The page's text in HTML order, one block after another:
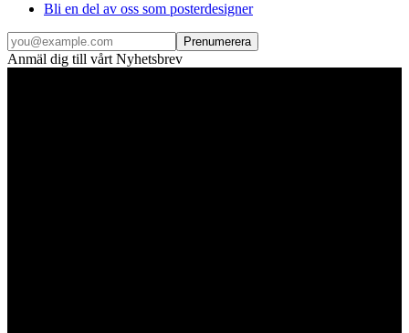
Bli en del av oss som posterdesigner
Prenumerera
Anmäl dig till vårt Nyhetsbrev